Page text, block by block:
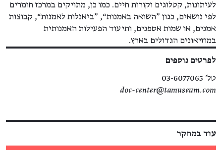
לעיתונות, קטלוגים וקורות חיים. כמו כן, מתויקים במרכז חומרים
לפי נושאים, כגון "השואה באמנות“, "ביאנלות לאמנות“, קבוצות
אמנים, או שמות אספנים, ותיעוד הפעילות האמנותית
במוזיאונים הגדולים בארץ.
לפרטים נוספים
טל' 03-6077065
doc-center@tamuseum.com
עוד במחקר